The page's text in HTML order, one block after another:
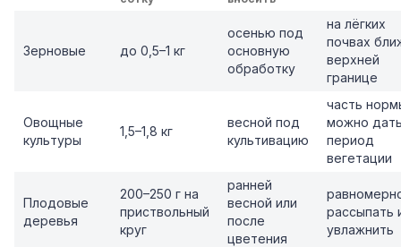
Зерновые до 0,5–1 кг
осенью под
основную
обработку
на лёгких
почвах
верхней
границе
Овощные
культуры
1,5–1,8 кг
весной под
культивацию
часть
можно
период
вегетации
Плодовые
деревья
200–250 г на
приствольный
круг
ранней
весной или
после
цветения
рассыпать
увлажнить